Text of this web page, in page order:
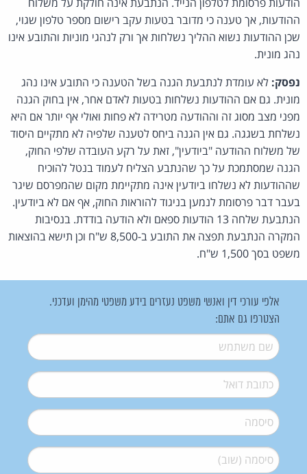
ההודעות, אך טענה כי מדובר בטעות עקב רישום מספר טלפון שגוי,
שכן ההודעות נשוא ההליך נשלחות אך ורק לנהגי מוניות והתובע אינו
נהג מונית.
נפסק: לא עומדת לנתבעת הגנה בשל הטענה כי התובע אינו נהג
מונית. גם אם ההודעות נשלחות בטעות לאדם אחר, אין בחוק הגנה
מפני מצב מסוג זה וההודעה מטרידה לא פחות ואולי אף יותר אם היא
נשלחת בשגגה. גם אין הגנה ביחס לטענה שלפיה לא מתקיים היסוד
של משלוח ההודעה "ביודעין", זאת על רקע העובדה שלפי החוק,
הגנה שמסתמכת על כך שהנתבע הצליח לעמוד בנטל להוכיח
שההודעות לא נשלחו ביודעין אינה מתקיימת מקום שהמפרסם שיגר
בעבר דבר פרסומת לנמען בניגוד להוראות החוק, אף אם לא ביודעין.
הנתבעת שלחה 13 הודעות ספאם ולא הודעה בודדת. בנסיבות
המקרה הנתבעת תפצה את התובע ב-8,500 ש"ח וכן תישא בהוצאות
משפט בסך 1,500 ש"ח.
אלפי עורכי דין ואנשי משפט נעזרים בידע משפטי מהימן ועדכני.
הצטרפו גם אתם:
שם משתמש*
דואל*
סיסמה*
סיסמה (שוב)*